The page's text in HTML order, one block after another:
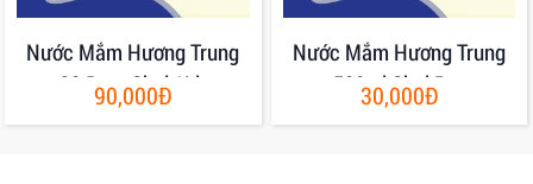
Nước Mắm Hương Trung
30 Đạm Chai 1Lit
90,000Đ
Nước Mắm Hương Trung
500ml Chai Pet
30,000Đ